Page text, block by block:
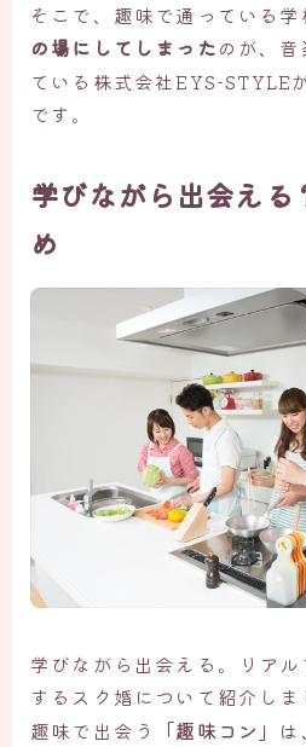
そこで、 趣味で通っている学
の場にしてしまったのが、
ている株式会社EYS-STYLE
です。
学びながら出会える
め
学びながら出会える。リア
するスク婚について紹介しま
趣味で出会う
「趣味コン」